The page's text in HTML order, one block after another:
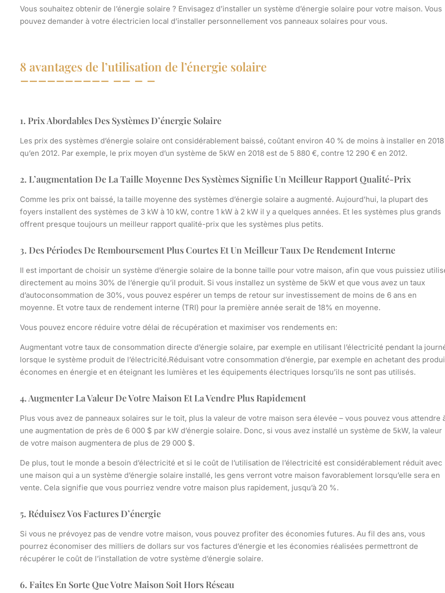
Vous souhaitez obtenir de l’énergie solaire ? Envisagez d’installer un système d’énergie solaire pour votre maison. Vous
pouvez demander à votre électricien local d’installer personnellement vos panneaux solaires pour vous.
8 avantages de l’utilisation de l’énergie solaire
1. Prix Abordables Des Systèmes D’énergie Solaire
Les prix des systèmes d’énergie solaire ont considérablement baissé, coûtant environ 40 % de moins à installer en 2018
qu’en 2012. Par exemple, le prix moyen d’un système de 5kW en 2018 est de 5 880 €, contre 12 290 € en 2012.
2. L’augmentation De La Taille Moyenne Des Systèmes Signifie Un Meilleur Rapport Qualité-Prix
Comme les prix ont baissé, la taille moyenne des systèmes d’énergie solaire a augmenté. Aujourd’hui, la plupart des
foyers installent des systèmes de 3 kW à 10 kW, contre 1 kW à 2 kW il y a quelques années. Et les systèmes plus grands
offrent presque toujours un meilleur rapport qualité-prix que les systèmes plus petits.
3. Des Périodes De Remboursement Plus Courtes Et Un Meilleur Taux De Rendement Interne
Il est important de choisir un système d’énergie solaire de la bonne taille pour votre maison, afin que vous puissiez
directement au moins 30% de l’énergie qu’il produit. Si vous installez un système de 5kW et que vous avez un taux
d’autoconsommation de 30%, vous pouvez espérer un temps de retour sur investissement de moins de 6 ans en
moyenne. Et votre taux de rendement interne (TRI) pour la première année serait de 18% en moyenne.
Vous pouvez encore réduire votre délai de récupération et maximiser vos rendements en:
Augmentant votre taux de consommation directe d’énergie solaire, par exemple en utilisant l’électricité pendant la
lorsque le système produit de l’électricité.Réduisant votre consommation d’énergie, par exemple en achetant des
économes en énergie et en éteignant les lumières et les équipements électriques lorsqu’ils ne sont pas utilisés.
4. Augmenter La Valeur De Votre Maison Et La Vendre Plus Rapidement
Plus vous avez de panneaux solaires sur le toit, plus la valeur de votre maison sera élevée – vous pouvez vous attendre
une augmentation de près de 6 000 $ par kW d’énergie solaire. Donc, si vous avez installé un système de 5kW, la valeur
de votre maison augmentera de plus de 29 000 $.
De plus, tout le monde a besoin d’électricité et si le coût de l’utilisation de l’électricité est considérablement réduit avec
une maison qui a un système d’énergie solaire installé, les gens verront votre maison favorablement lorsqu’elle sera en
vente. Cela signifie que vous pourriez vendre votre maison plus rapidement, jusqu’à 20 %.
5. Réduisez Vos Factures D’énergie
Si vous ne prévoyez pas de vendre votre maison, vous pouvez profiter des économies futures. Au fil des ans, vous
pourrez économiser des milliers de dollars sur vos factures d’énergie et les économies réalisées permettront de
récupérer le coût de l’installation de votre système d’énergie solaire.
6. Faites En Sorte Que Votre Maison Soit Hors Réseau